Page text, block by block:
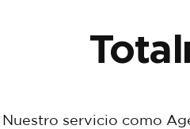
Nuestro servicio como